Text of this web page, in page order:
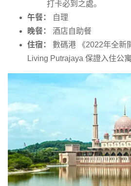
打卡必到之處。
午餐：
自理
晚餐：
酒店自助餐
住宿：
數碼港 《2022年全新
Living Putrajaya 保證入住公